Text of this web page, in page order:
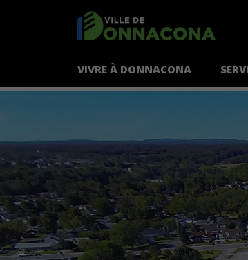
VIVRE À DONNACONA